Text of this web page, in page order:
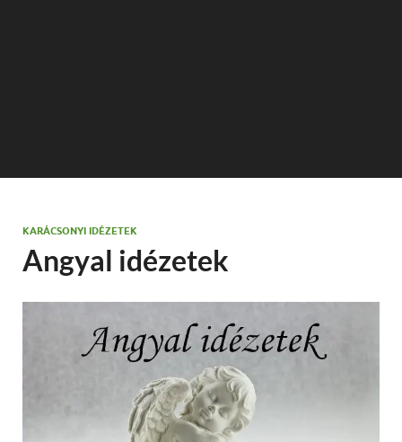
KARÁCSONYI IDÉZETEK
Angyal idézetek